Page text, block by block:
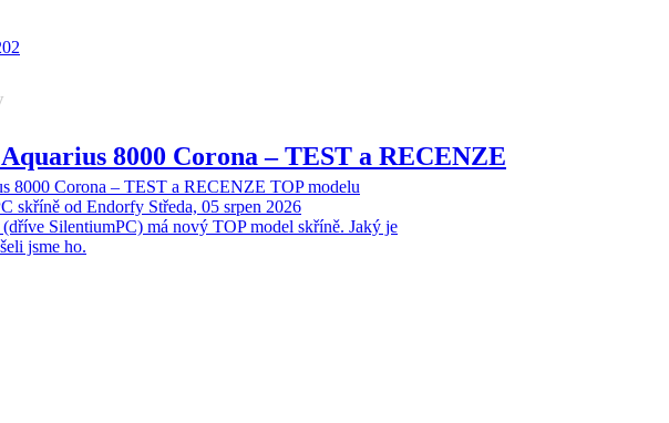
8000 Corona – TEST a RECENZE
8000 Corona – TEST a RECENZE TOP modelu
skříně od Endorfy Středa, 05 srpen 2026
SilentiumPC) má nový TOP model skříně. Jaký je
jsme ho.